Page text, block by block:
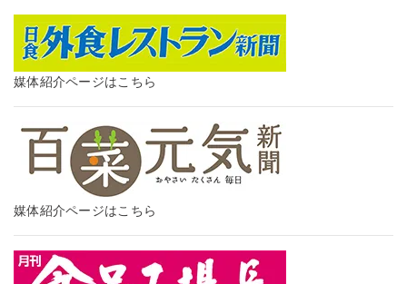
媒体紹介ページはこちら
媒体紹介ページはこちら